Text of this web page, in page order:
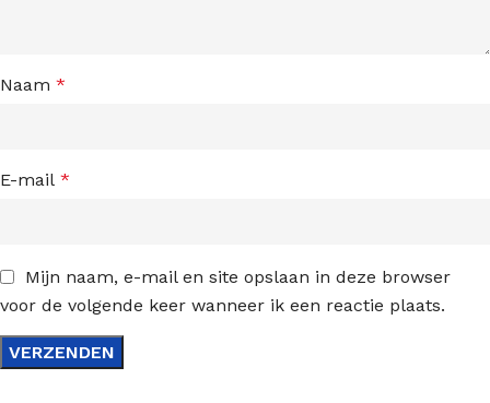
Naam *
E-mail *
Mijn naam, e-mail en site opslaan in deze browser
voor de volgende keer wanneer ik een reactie plaats.